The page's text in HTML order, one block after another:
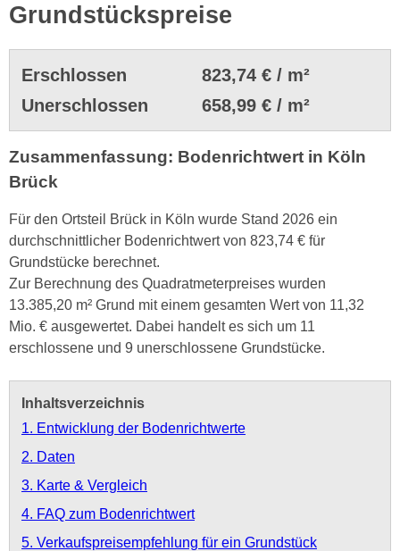
Grundstückspreise
Erschlossen
823,74 € / m²
Unerschlossen
658,99 € / m²
Zusammenfassung: Bodenrichtwert in Köln
Brück
Für den Ortsteil Brück in Köln wurde Stand 2026 ein
durchschnittlicher Bodenrichtwert von 823,74 € für
Grundstücke berechnet.
Zur Berechnung des Quadratmeterpreises wurden
13.385,20 m² Grund mit einem gesamten Wert von 11,32
Mio. € ausgewertet. Dabei handelt es sich um 11
erschlossene und 9 unerschlossene Grundstücke.
Inhaltsverzeichnis
1. Entwicklung der Bodenrichtwerte
2. Daten
3. Karte & Vergleich
4. FAQ zum Bodenrichtwert
5. Verkaufspreisempfehlung für ein Grundstück